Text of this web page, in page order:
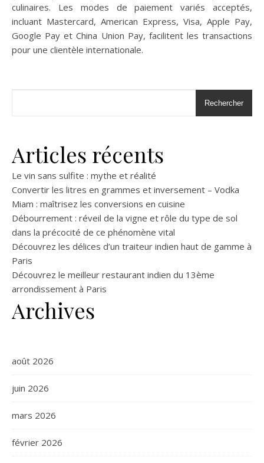
culinaires. Les modes de paiement variés acceptés,
incluant Mastercard, American Express, Visa, Apple Pay,
Google Pay et China Union Pay, facilitent les transactions
pour une clientèle internationale.
Rechercher
Articles récents
Le vin sans sulfite : mythe et réalité
Convertir les litres en grammes et inversement – Vodka
Miam : maîtrisez les conversions en cuisine
Débourrement : réveil de la vigne et rôle du type de sol
dans la précocité de ce phénomène vital
Découvrez les délices d’un traiteur indien haut de gamme à
Paris
Découvrez le meilleur restaurant indien du 13ème
arrondissement à Paris
Archives
août 2026
juin 2026
mars 2026
février 2026